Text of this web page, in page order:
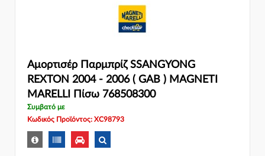
Αμορτισέρ Παρμπρίζ SSANGYONG
REXTON 2004 - 2006 ( GAB ) MAGNETI
MARELLI Πίσω 768508300
Συμβατό με
Κωδικός Προϊόντος: XC98793